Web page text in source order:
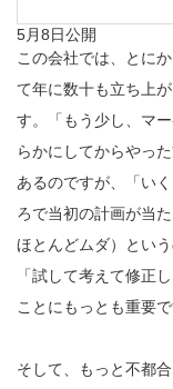
5月8日公開
この会社では、とに
て年に数十も立ち上
す。「もう少し、マ
らかにしてからやっ
あるのですが、「い
ろで当初の計画が当
ほとんどムダ）とい
「試して考えて修正
ことにもっとも重要で
そして、もっと不都